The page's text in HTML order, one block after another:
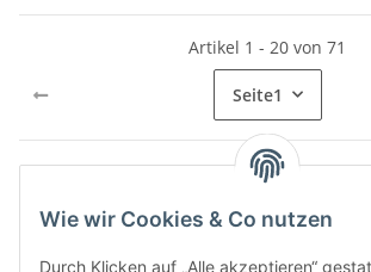
Wie wir Cookies & Co nutzen
Durch Klicken auf „Alle akzeptieren“
Artikel 1 - 20 von 71
Seite1
Informationen